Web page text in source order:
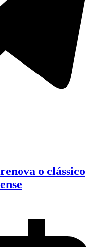
o clássico